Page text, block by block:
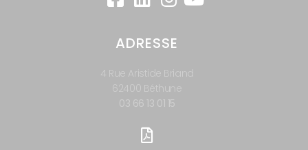
ADRESSE
4 Rue Aristide Briand
62400 Béthune
03 66 13 01 15